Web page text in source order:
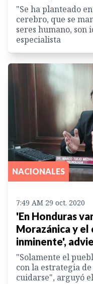
"Se ha planteado
cerebro, que se
seres humano, son
especialista
NACIONALES
7:49 AM 29 oct. 2020
'En Honduras
Morazánica y el
inminente',
"Solamente el
con la estrategia
cuidarse", arguyó